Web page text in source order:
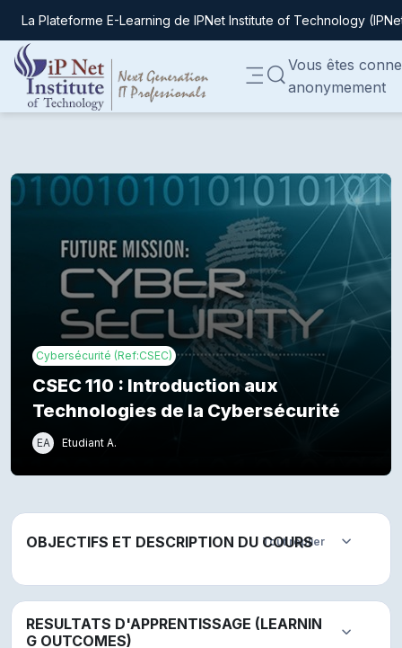
Passer au contenu principal
La Plateforme E-Learning de IPNet Institute of Technology
Panneau latéral
ACTIVER/
Vous êtes
anonymement
Cybersécurité (Ref:CSEC)
CSEC 110 : Introduction aux
Technologies de la Cybersécurité
EA Etudiant A.
Résumé de section
OBJECTIFS ET DESCRIPTION DU COURS Replier
Tout replier
RESULTATS D'APPRENTISSAGE (LEARNIN
G OUTCOMES)
Replier